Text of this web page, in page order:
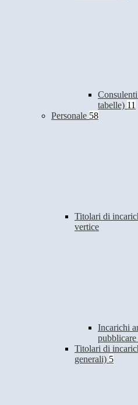
tabelle) 11
Personale 58
Titolari di
vertice
Incarichi
Titolari di
generali) 5